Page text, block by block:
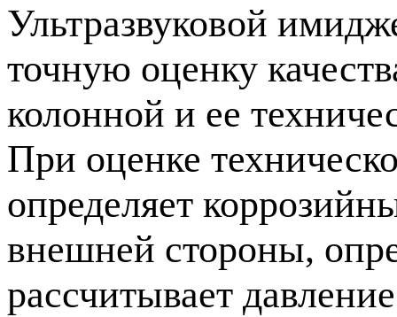
Ультразвуковой
точную оценку
колонной и ее
При оценке
определяет
внешней стороны,
рассчитывает